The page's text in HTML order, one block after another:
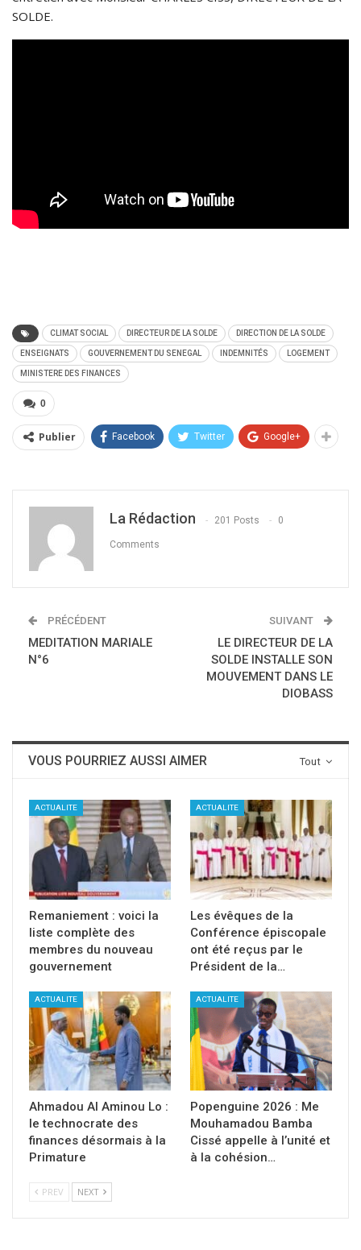
SOLDE.
CLIMAT SOCIAL DIRECTEUR DE LA SOLDE DIRECTION DE LA SOLDE
ENSEIGNATS GOUVERNEMENT DU SENEGAL INDEMNITÉS LOGEMENT
MINISTERE DES FINANCES
0
Publier Facebook Twitter Google+
La Rédaction 201 Posts 0
Comments
PRÉCÉDENT
MEDITATION MARIALE
N°6
SUIVANT
LE DIRECTEUR DE LA
SOLDE INSTALLE SON
MOUVEMENT DANS LE
DIOBASS
Tout
VOUS POURRIEZ AUSSI AIMER
ACTUALITE
Remaniement : voici la
liste complète des
membres du nouveau
gouvernement
ACTUALITE
Les évêques de la
Conférence épiscopale
ont été reçus par le
Président de la…
ACTUALITE
Ahmadou Al Aminou Lo :
le technocrate des
finances désormais à la
Primature
ACTUALITE
Popenguine 2026 : Me
Mouhamadou Bamba
Cissé appelle à l’unité et
à la cohésion…
PREV NEXT